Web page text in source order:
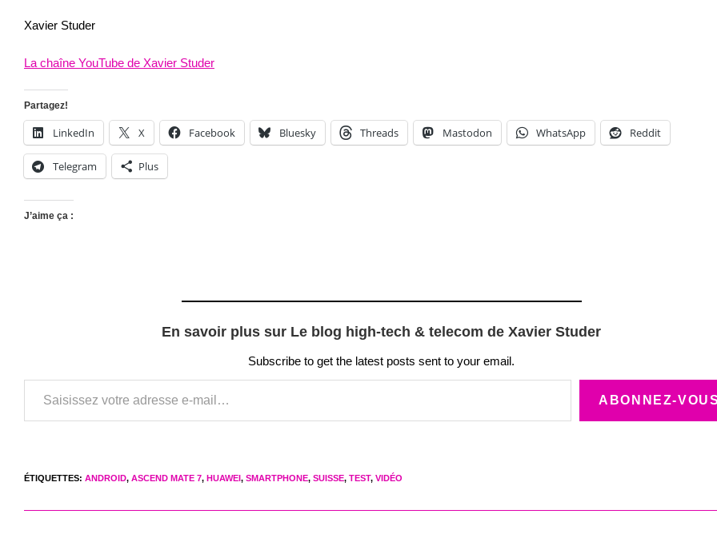
Xavier Studer
La chaîne YouTube de Xavier Studer
Partagez!
LinkedIn X Facebook Bluesky Threads Mastodon WhatsApp Reddit
Telegram Plus
J’aime ça :
En savoir plus sur Le blog high-tech & telecom de Xavier Studer
Subscribe to get the latest posts sent to your email.
Saisissez votre adresse e-mail…
ABONNEZ-
ÉTIQUETTES: ANDROID, ASCEND MATE 7, HUAWEI, SMARTPHONE, SUISSE, TEST, VIDÉO